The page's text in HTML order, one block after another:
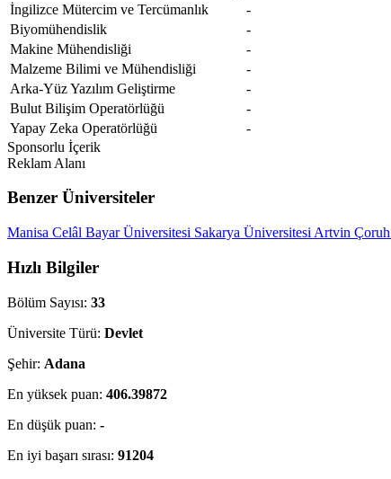
İngilizce Mütercim ve Tercümanlık
-
Biyomühendislik
-
Makine Mühendisliği
-
Malzeme Bilimi ve Mühendisliği
-
Arka-Yüz Yazılım Geliştirme
-
Bulut Bilişim Operatörlüğü
-
Yapay Zeka Operatörlüğü
-
Sponsorlu İçerik
Reklam Alanı
Benzer Üniversiteler
Manisa Celâl Bayar Üniversitesi Sakarya Üniversitesi Artvin
Hızlı Bilgiler
Bölüm Sayısı: 33
Üniversite Türü: Devlet
Şehir: Adana
En yüksek puan: 406.39872
En düşük puan: -
En iyi başarı sırası: 91204